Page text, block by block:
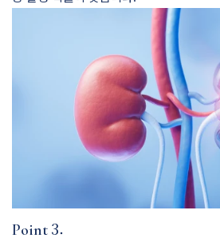
Point 3.